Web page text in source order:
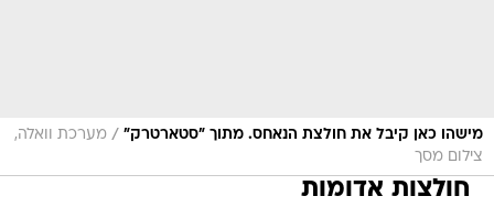
מישהו כאן קיבל את חולצת הנאחס. מתוך "סטארטרק" / מערכת וואלה,
צילום מסך
חולצות אדומות